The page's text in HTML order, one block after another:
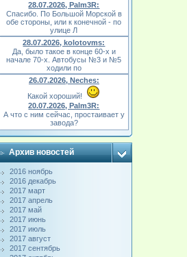
28.07.2026, Palm3R:
Спасибо. По Большой Морской в
обе стороны, или к конечной - по
улице Л
28.07.2026, kolotovms:
Да, было такое в конце 60-х и
начале 70-х. Автобусы №3 и №5
ходили по
26.07.2026, Neches:
Какой хороший!
20.07.2026, Palm3R:
А что с ним сейчас, простаивает у
завода?
Архив новостей
2016 ноябрь
2016 декабрь
2017 март
2017 апрель
2017 май
2017 июнь
2017 июль
2017 август
2017 сентябрь